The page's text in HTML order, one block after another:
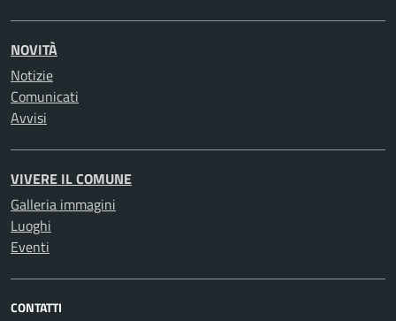
NOVITÀ
Notizie
Comunicati
Avvisi
VIVERE IL COMUNE
Galleria immagini
Luoghi
Eventi
CONTATTI